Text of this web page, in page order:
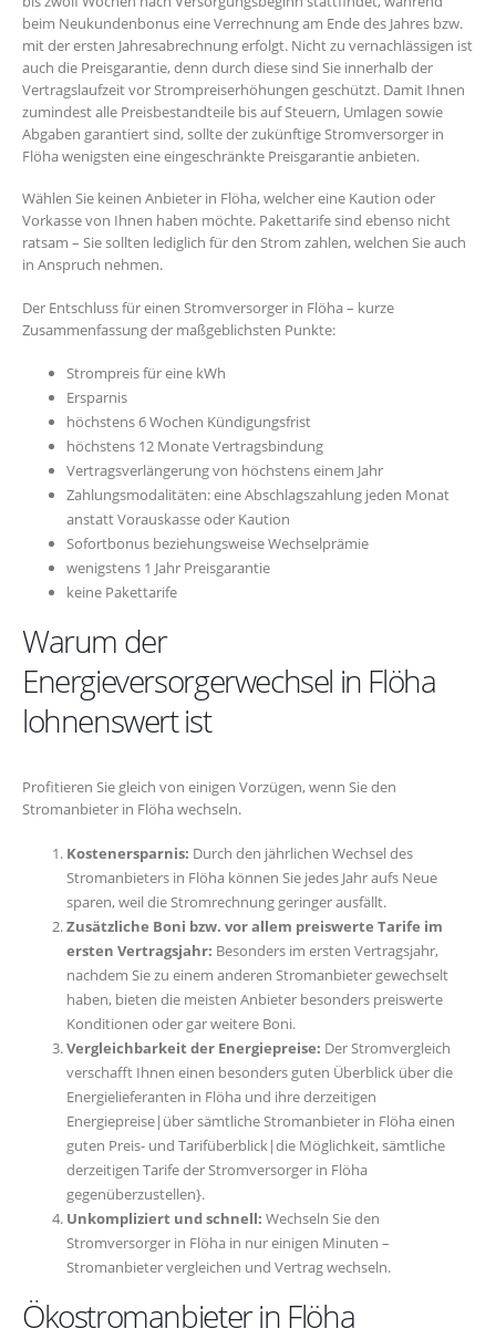
beim Neukundenbonus eine Verrechnung am Ende des Jahres bzw.
mit der ersten Jahresabrechnung erfolgt. Nicht zu vernachlässigen ist
auch die Preisgarantie, denn durch diese sind Sie innerhalb der
Vertragslaufzeit vor Strompreiserhöhungen geschützt. Damit Ihnen
zumindest alle Preisbestandteile bis auf Steuern, Umlagen sowie
Abgaben garantiert sind, sollte der zukünftige Stromversorger in
Flöha wenigsten eine eingeschränkte Preisgarantie anbieten.
Wählen Sie keinen Anbieter in Flöha, welcher eine Kaution oder
Vorkasse von Ihnen haben möchte. Pakettarife sind ebenso nicht
ratsam – Sie sollten lediglich für den Strom zahlen, welchen Sie auch
in Anspruch nehmen.
Der Entschluss für einen Stromversorger in Flöha – kurze
Zusammenfassung der maßgeblichsten Punkte:
Strompreis für eine kWh
Ersparnis
höchstens 6 Wochen Kündigungsfrist
höchstens 12 Monate Vertragsbindung
Vertragsverlängerung von höchstens einem Jahr
Zahlungsmodalitäten: eine Abschlagszahlung jeden Monat
anstatt Vorauskasse oder Kaution
Sofortbonus beziehungsweise Wechselprämie
wenigstens 1 Jahr Preisgarantie
keine Pakettarife
Warum der
Energieversorgerwechsel in Flöha
lohnenswert ist
Profitieren Sie gleich von einigen Vorzügen, wenn Sie den
Stromanbieter in Flöha wechseln.
Kostenersparnis: Durch den jährlichen Wechsel des
Stromanbieters in Flöha können Sie jedes Jahr aufs Neue
sparen, weil die Stromrechnung geringer ausfällt.
Zusätzliche Boni bzw. vor allem preiswerte Tarife im
ersten Vertragsjahr: Besonders im ersten Vertragsjahr,
nachdem Sie zu einem anderen Stromanbieter gewechselt
haben, bieten die meisten Anbieter besonders preiswerte
Konditionen oder gar weitere Boni.
Vergleichbarkeit der Energiepreise: Der Stromvergleich
verschafft Ihnen einen besonders guten Überblick über die
Energielieferanten in Flöha und ihre derzeitigen
Energiepreise|über sämtliche Stromanbieter in Flöha einen
guten Preis- und Tarifüberblick|die Möglichkeit, sämtliche
derzeitigen Tarife der Stromversorger in Flöha
gegenüberzustellen}.
Unkompliziert und schnell: Wechseln Sie den
Stromversorger in Flöha in nur einigen Minuten –
Stromanbieter vergleichen und Vertrag wechseln.
Ökostromanbieter in Flöha